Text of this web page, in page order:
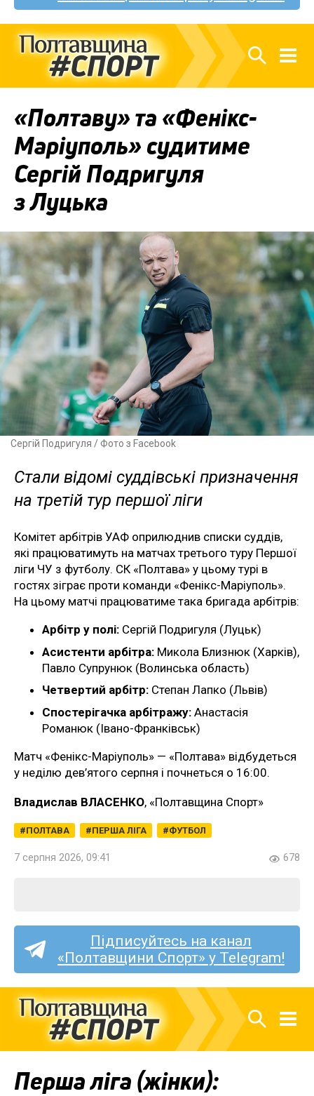
«Полтаву» та «Фенікс-
Маріуполь» судитиме
Сергій Подригуля
з Луцька
Сергій Подригуля / Фото з Facebook
Стали відомі суддівські призначення
на третій тур першої ліги
Комітет арбітрів УАФ оприлюднив списки суддів,
які працюватимуть на матчах третього туру Першої
ліги ЧУ з футболу. СК «Полтава» у цьому турі в
гостях зіграє проти команди «Фенікс-Маріуполь».
На цьому матчі працюватиме така бригада арбітрів:
Арбітр у полі: Сергій Подригуля (Луцьк)
Асистенти арбітра: Микола Близнюк (Харків),
Павло Супрунюк (Волинська область)
Четвертий арбітр: Степан Лапко (Львів)
Спостерігачка арбітражу: Анастасія
Романюк (Івано-Франківськ)
Матч «Фенікс-Маріуполь» — «Полтава» відбудеться
у неділю дев’ятого серпня і почнеться о 16:00.
Владислав ВЛАСЕНКО, «Полтавщина Спорт»
ПОЛТАВА ПЕРША ЛІГА ФУТБОЛ
7 серпня 2026, 09:41 678
Підписуйтесь на канал
«Полтавщини Спорт» у Telegram!
Перша ліга (жінки):